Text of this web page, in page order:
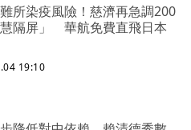
所染疫風險！慈濟再急調200
隔屏」 華航免費直飛日本
19:10